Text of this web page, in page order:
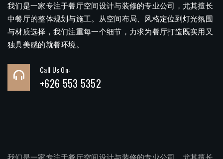
我们是一家专注于餐厅空间设计与装修的专业公司，尤其擅长
中餐厅的整体规划与施工。从空间布局、风格定位到灯光氛围
与材质选择，我们注重每一个细节，力求为餐厅打造既实用又
独具美感的就餐环境。
Call Us On:
+626 553 5352